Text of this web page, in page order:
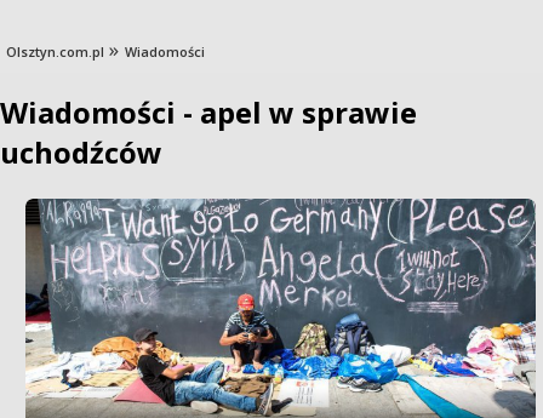
Olsztyn.com.pl Wiadomości
Wiadomości - apel w sprawie
uchodźców